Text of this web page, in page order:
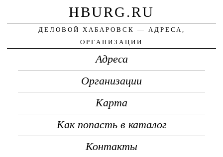
HBURG.RU
ДЕЛОВОЙ ХАБАРОВСК — АДРЕСА,
ОРГАНИЗАЦИИ
Адреса
Организации
Карта
Как попасть в каталог
Контакты